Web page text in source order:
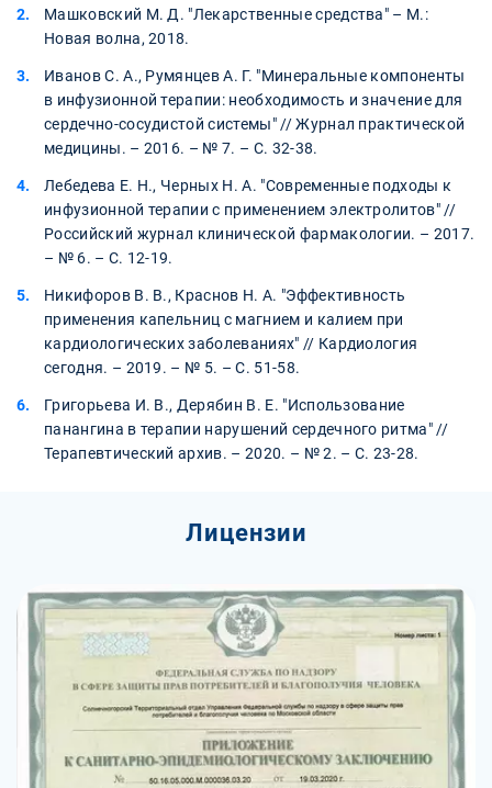
Машковский М. Д. "Лекарственные средства" – М.:
Новая волна, 2018.
Иванов С. А., Румянцев А. Г. "Минеральные компоненты
в инфузионной терапии: необходимость и значение для
сердечно-сосудистой системы" // Журнал практической
медицины. – 2016. – № 7. – С. 32-38.
Лебедева Е. Н., Черных Н. А. "Современные подходы к
инфузионной терапии с применением электролитов" //
Российский журнал клинической фармакологии. – 2017.
– № 6. – С. 12-19.
Никифоров В. В., Краснов Н. А. "Эффективность
применения капельниц с магнием и калием при
кардиологических заболеваниях" // Кардиология
сегодня. – 2019. – № 5. – С. 51-58.
Григорьева И. В., Дерябин В. Е. "Использование
панангина в терапии нарушений сердечного ритма" //
Терапевтический архив. – 2020. – № 2. – С. 23-28.
Лицензии